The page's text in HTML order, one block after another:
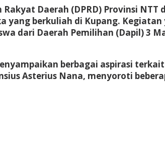
Daerah (DPRD) Provinsi
yang berkuliah di Kupang.
dari Daerah Pemilihan (Dapil) 3
berbagai aspirasi
Asterius Nana, menyoroti